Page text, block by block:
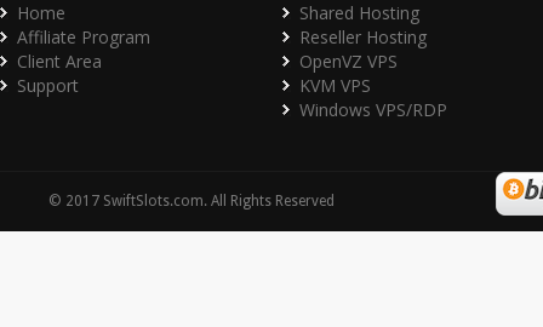
Home
Affiliate Program
Client Area
Support
Shared Hosting
Reseller Hosting
OpenVZ VPS
KVM VPS
Windows VPS/RDP
© 2017 SwiftSlots.com. All Rights Reserved